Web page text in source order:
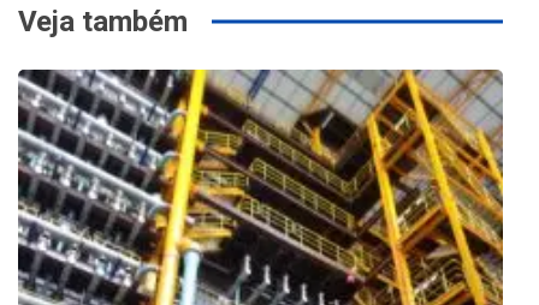
Veja também